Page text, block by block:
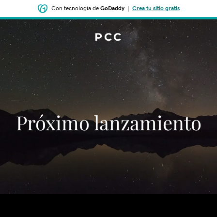
Con tecnología de GoDaddy| Crea tu sitio gratis
PCC
‌‌Próximo lanzamiento